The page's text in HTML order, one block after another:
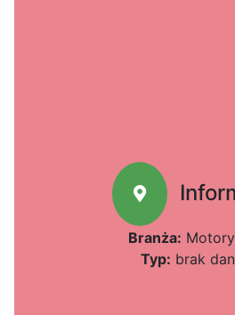
Branża:
Typ: brak